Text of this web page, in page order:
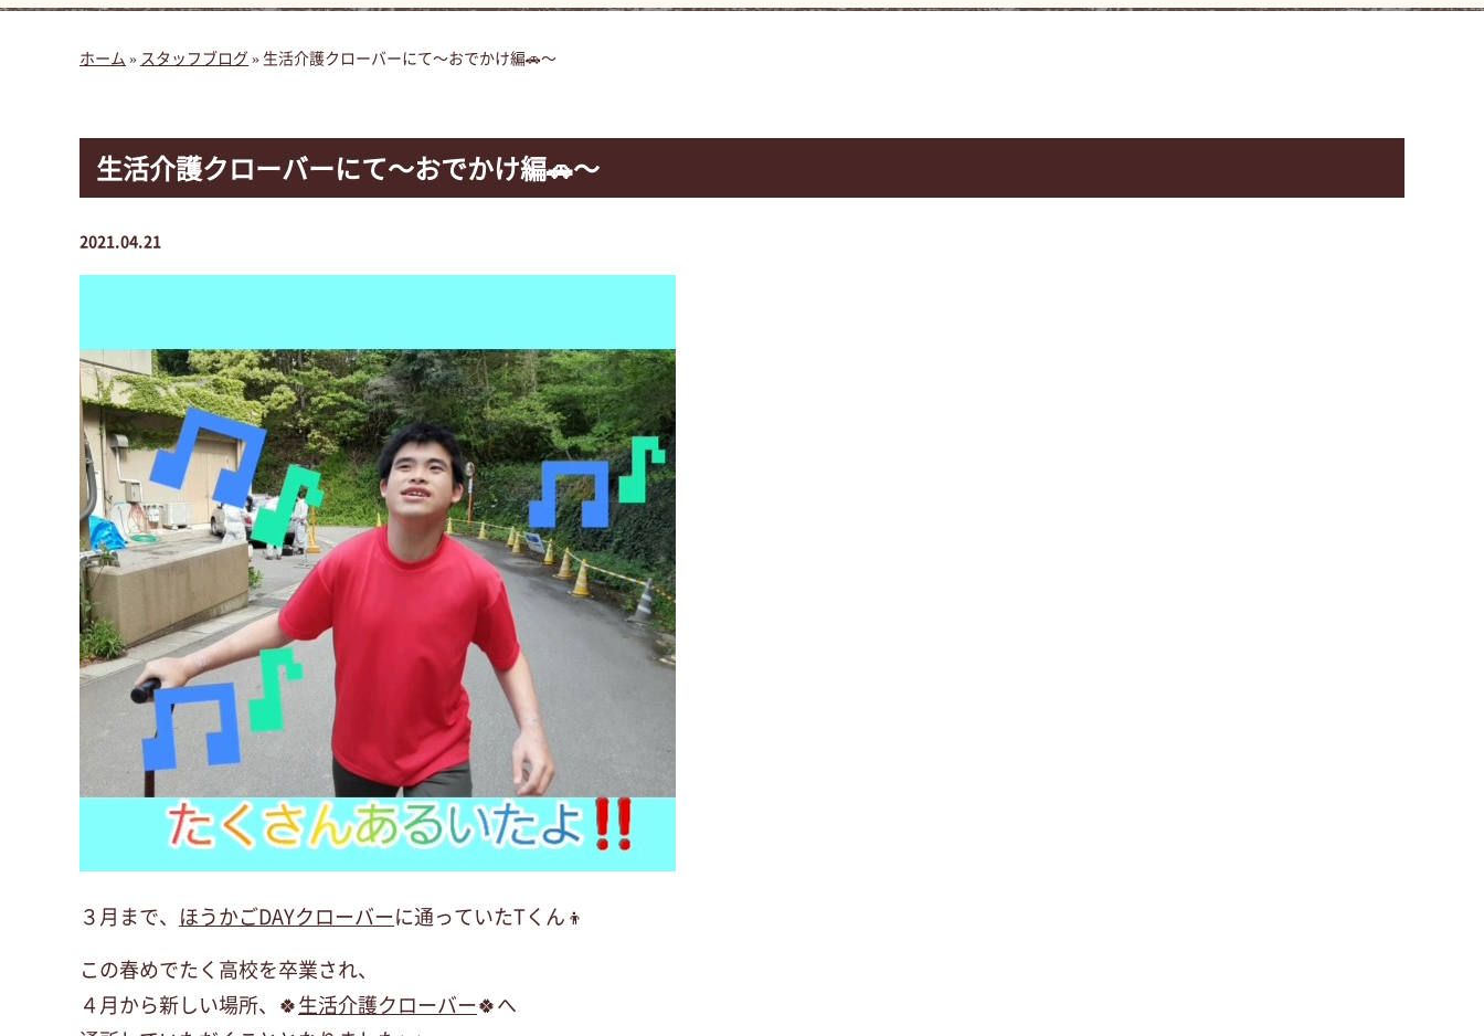
ホーム » スタッフブログ » 生活介護クローバーにて～おでかけ編🚗～
生活介護クローバーにて～おでかけ編🚗～
2021.04.21
３月まで、 ほうかごDAYクローバーに通っていたTくん👦
この春めでたく高校を卒業され、
４月から新しい場所、🍀生活介護クローバー🍀へ